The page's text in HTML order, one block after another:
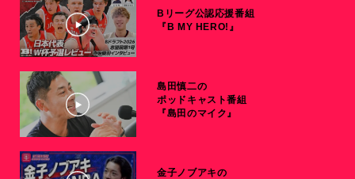
Bリーグ公認応援番組
『B MY HERO!』
島田慎二の
ポッドキャスト番組
『島田のマイク』
金子ノブアキの